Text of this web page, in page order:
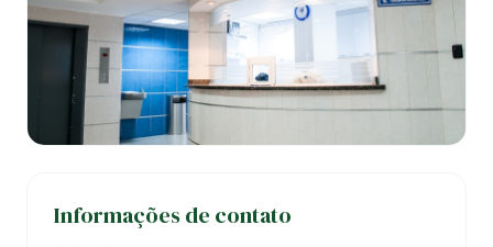
Informações de contato